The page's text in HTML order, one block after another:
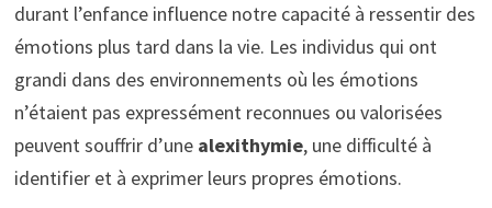
durant l’enfance influence notre capacité à ressentir des
émotions plus tard dans la vie. Les individus qui ont
grandi dans des environnements où les émotions
n’étaient pas expressément reconnues ou valorisées
peuvent souffrir d’une alexithymie, une difficulté à
identifier et à exprimer leurs propres émotions.